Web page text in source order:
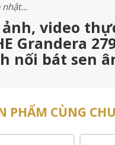
nhật…
video
Grandera
nối bát sen
PHẨM CÙNG